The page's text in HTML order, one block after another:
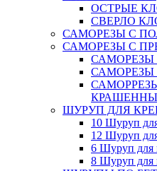
ОСТРЫЕ
СВЕРЛО
САМОРЕЗЫ С
САМОРЕЗЫ С
САМОРЕЗЫ
САМОРЕЗЫ
ШУРУП ДЛЯ
10 Шуруп
12 Шуруп
6 Шуруп для
8 Шуруп для